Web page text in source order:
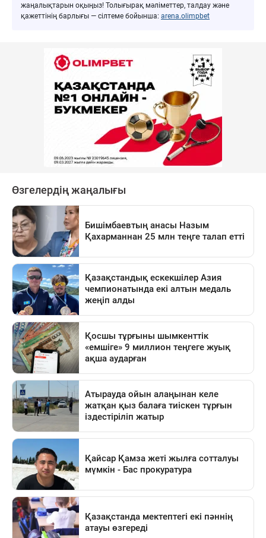
жаңалықтарын оқыңыз! Толығырақ мәліметтер, талдау және
қажеттінің барлығы — сілтеме бойынша: arena.olimpbet